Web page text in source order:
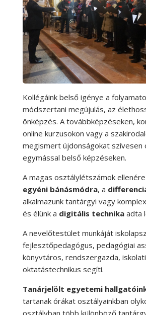
Kollégáink belső igénye a
módszertani megújulás, az
önképzés. A továbbképzéseken,
online kurzusokon vagy a
megismert újdonságokat szívesen
egymással belső képzéseken.
A magas osztálylétszámok
egyéni bánásmódra, a
alkalmazunk tantárgyi vagy komplex
és élünk a digitális technika adta
A nevelőtestület munkáját
fejlesztőpedagógus, pedagógiai
könyvtáros, rendszergazda,
oktatástechnikus segíti.
Tanárjelölt egyetemi
tartanak órákat osztályainkban